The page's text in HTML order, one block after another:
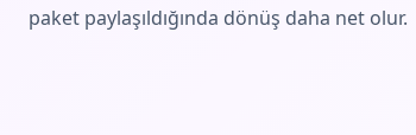
paket paylaşıldığında dönüş daha net olur.